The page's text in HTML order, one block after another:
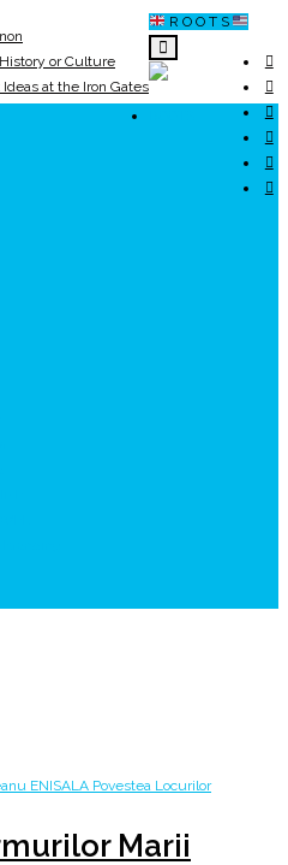
R O O T S
Marii